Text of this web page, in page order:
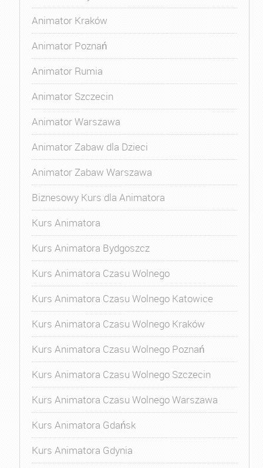
Animator Kraków
Animator Poznań
Animator Rumia
Animator Szczecin
Animator Warszawa
Animator Zabaw dla Dzieci
Animator Zabaw Warszawa
Biznesowy Kurs dla Animatora
Kurs Animatora
Kurs Animatora Bydgoszcz
Kurs Animatora Czasu Wolnego
Kurs Animatora Czasu Wolnego Katowice
Kurs Animatora Czasu Wolnego Kraków
Kurs Animatora Czasu Wolnego Poznań
Kurs Animatora Czasu Wolnego Szczecin
Kurs Animatora Czasu Wolnego Warszawa
Kurs Animatora Gdańsk
Kurs Animatora Gdynia